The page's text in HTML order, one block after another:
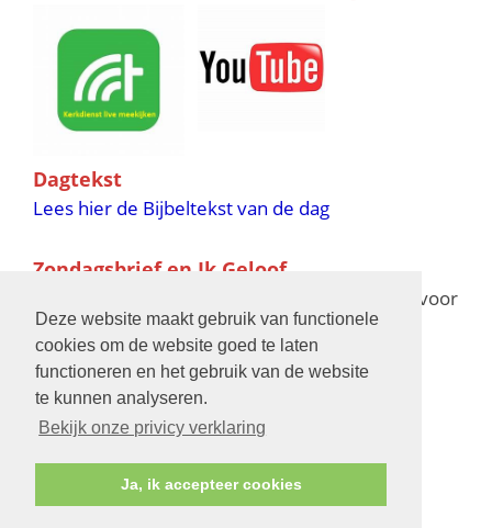
Deze website maakt gebruik van functionele
cookies om de website goed te laten
functioneren en het gebruik van de website
te kunnen analyseren.
Bekijk onze privicy verklaring
Ja, ik accepteer cookies
Dagtekst
Lees hier de Bijbeltekst van de dag
Zondagsbrief en Ik Geloof
voor
de verschijningsdata in 2025 en 2026
Bijbelschool